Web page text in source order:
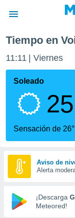
de
ha sido
calidad.
a este
las
y
forma
digital
basada
Tiempo en
11:11 Viernes
Soleado
Sensación de 26°
Aviso de
Alerta
¡Descarga
Meteored!